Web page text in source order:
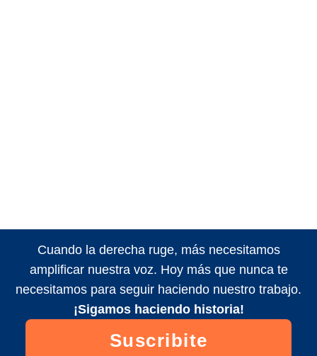
Cuando la derecha ruge, más necesitamos
amplificar nuestra voz. Hoy más que nunca te
necesitamos para seguir haciendo nuestro trabajo.
¡Sigamos haciendo historia!
Suscribite